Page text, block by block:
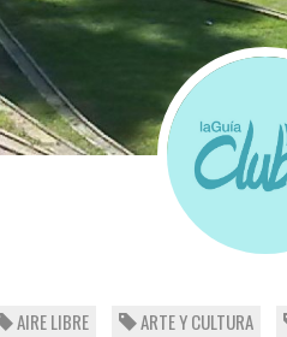
AIRE LIBRE ARTE Y CULTURA